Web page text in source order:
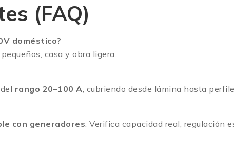
(FAQ)
doméstico?
casa y obra ligera.
rango 20–100 A, cubriendo desde lámina hasta
con generadores. Verifica capacidad real, regulación